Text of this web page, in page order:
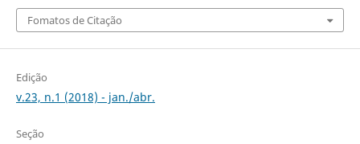
Fomatos de Citação
Edição
v.23, n.1 (2018) - jan./abr.
Seção